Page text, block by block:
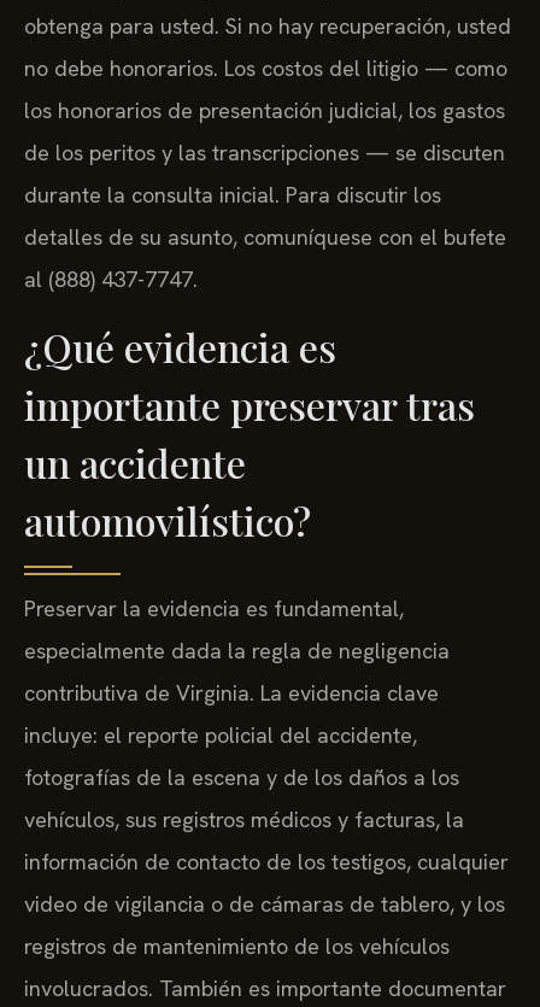
obtenga para usted. Si no hay recuperación, usted
no debe honorarios. Los costos del litigio — como
los honorarios de presentación judicial, los gastos
de los peritos y las transcripciones — se discuten
durante la consulta inicial. Para discutir los
detalles de su asunto, comuníquese con el bufete
al (888) 437-7747.
¿Qué evidencia es
importante preservar tras
un accidente
automovilístico?
Preservar la evidencia es fundamental,
especialmente dada la regla de negligencia
contributiva de Virginia. La evidencia clave
incluye: el reporte policial del accidente,
fotografías de la escena y de los daños a los
vehículos, sus registros médicos y facturas, la
información de contacto de los testigos, cualquier
video de vigilancia o de cámaras de tablero, y los
registros de mantenimiento de los vehículos
involucrados. También es importante documentar